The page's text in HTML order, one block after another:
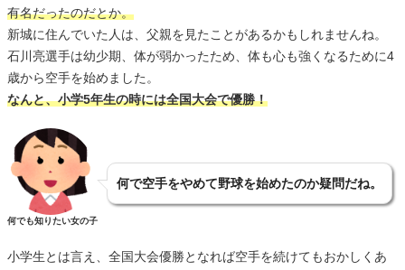
有名だったのだとか。
新城に住んでいた人は、父親を見たことがあるかもしれませんね。
石川亮選手は幼少期、体が弱かったため、体も心も強くなるために4
歳から空手を始めました。
なんと、小学5年生の時には全国大会で優勝！
何でも知りたい女の子
何で空手をやめて野球を始めたのか疑問だね。
小学生とは言え、全国大会優勝となれば空手を続けてもおかしくあ